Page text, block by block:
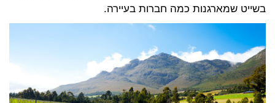
בשייט שמארגנות כמה חברות בעיירה.